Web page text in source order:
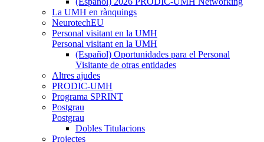
La UMH en rànquings
NeurotechEU
Personal visitant en la UMH
Personal visitant en la UMH
(Español) Oportunidades para el Personal
Visitante de otras entidades
Altres ajudes
PRODIC-UMH
Programa SPRINT
Postgrau
Postgrau
Dobles Titulacions
Projectes